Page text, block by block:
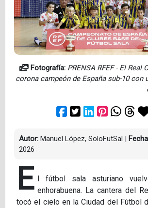
Fotografía: PRENSA RFEF - El Real
corona campeón de España sub-10 con
Autor: Manuel López, SoloFutSal |
2026
E l fútbol sala asturiano
enhorabuena. La cantera del
tocó el cielo en la Ciudad del Fútbol